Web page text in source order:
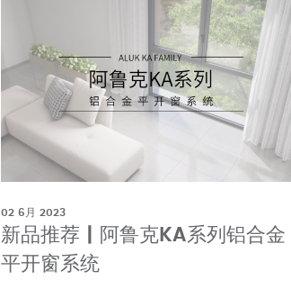
02 6月 2023
新品推荐 | 阿鲁克KA系列铝合金
平开窗系统